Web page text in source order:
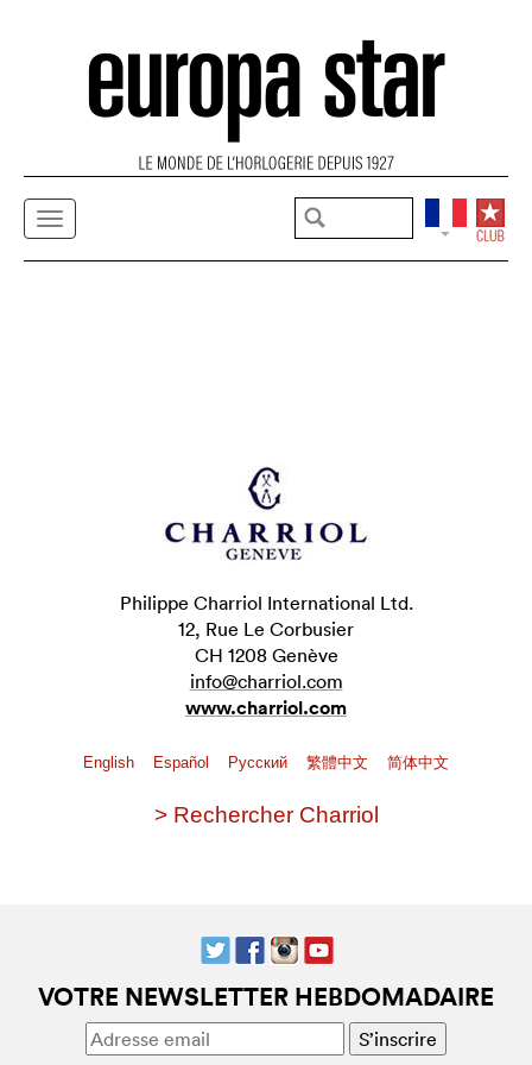
Philippe Charriol International Ltd.
12, Rue Le Corbusier
CH 1208 Genève
info@charriol.com
www.charriol.com
English Español Pусский 繁體中文 简体中文
> Rechercher Charriol
VOTRE NEWSLETTER HEBDOMADAIRE